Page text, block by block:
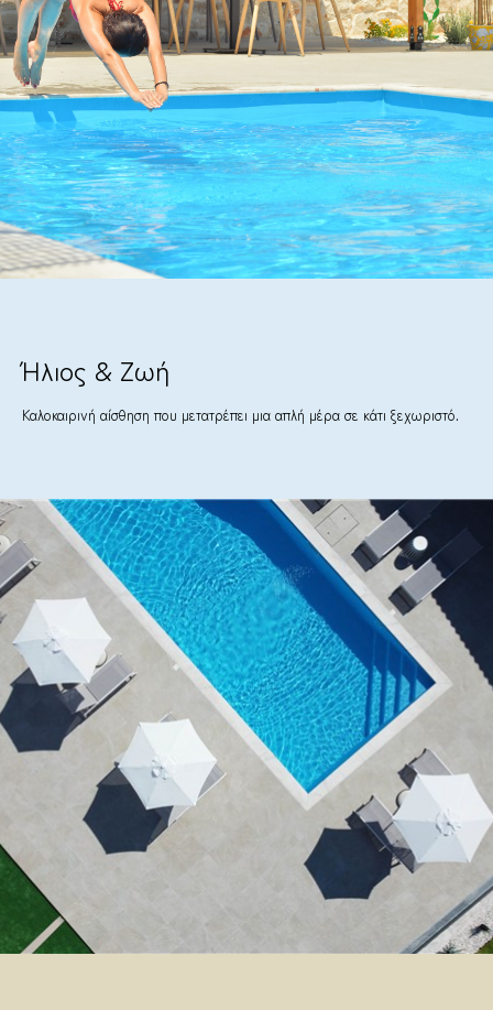
Ήλιος & Ζωή
Καλοκαιρινή αίσθηση που μετατρέπει μια απλή μέρα σε κάτι ξεχωριστό.